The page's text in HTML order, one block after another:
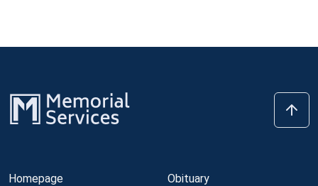
Homepage
Obituary